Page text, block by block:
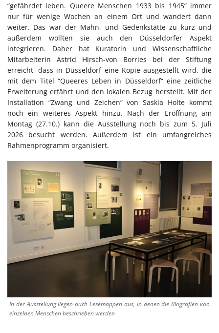
“gefährdet leben. Queere Menschen 1933 bis 1945” immer
nur für wenige Wochen an einem Ort und wandert dann
weiter. Das war der Mahn- und Gedenkstätte zu kurz und
außerdem wollten sie auch den Düsseldorfer Aspekt
integrieren. Daher hat Kuratorin und Wissenschaftliche
Mitarbeiterin Astrid Hirsch-von Borries bei der Stiftung
erreicht, dass in Düsseldorf eine Kopie ausgestellt wird, die
mit dem Titel “Queeres Leben in Düsseldorf“ eine zeitliche
Erweiterung erfährt und den lokalen Bezug herstellt. Mit der
Installation “Zwang und Zeichen” von Saskia Holte kommt
noch ein weiteres Aspekt hinzu. Nach der Eröffnung am
Montag (27.10.) kann die Ausstellung noch bis zum 5. Juli
2026 besucht werden. Außerdem ist ein umfangreiches
Rahmenprogramm organisiert.
In der Ausstellung liegen auch Lesemappen aus, in denen die Biografien von
einzelnen Menschen beschrieben werden